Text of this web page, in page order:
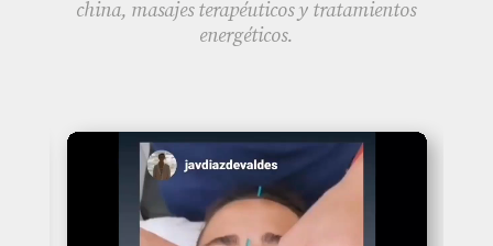
china, masajes terapéuticos y tratamientos
energéticos.